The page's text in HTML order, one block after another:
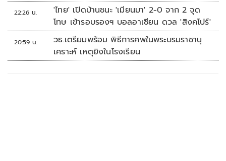
22:26 น.
'ไทย' เปิดบ้านชนะ 'เมียนมา' 2-0 จาก 2 จุด
โทษ เข้ารอบรองฯ บอลอาเซียน ดวล 'สิงคโปร์'
20:59 น.
วธ.เตรียมพร้อม พิธีการศพในพระบรมราชานุ
เคราะห์ เหตุยิงในโรงเรียน